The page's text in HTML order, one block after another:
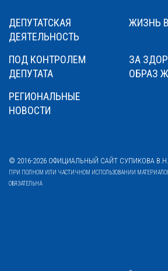
ДЕПУТАТСКАЯ
ДЕЯТЕЛЬНОСТЬ
ЖИЗНЬ
ПОД КОНТРОЛЕМ
ДЕПУТАТА
ЗА
ОБРАЗ
РЕГИОНАЛЬНЫЕ
НОВОСТИ
© 2016-2026 ОФИЦИАЛЬНЫЙ САЙТ СУПИКОВА В.Н.
ПРИ ПОЛНОМ ИЛИ ЧАСТИЧНОМ ИСПОЛЬЗОВАНИИ
ОБЯЗАТЕЛЬНА